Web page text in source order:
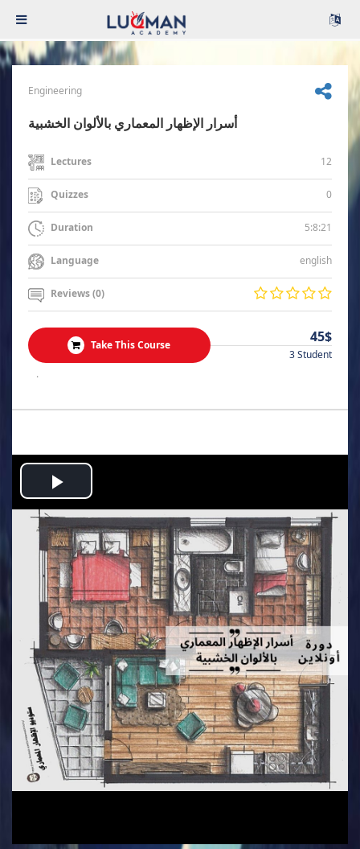
Engineering
أسرار الإظهار المعماري بالألوان الخشبية
Lectures 12
Quizzes 0
Duration 5:8:21
Language english
Reviews (0)
Take This Course 45$
3 Student
.
Play
Video